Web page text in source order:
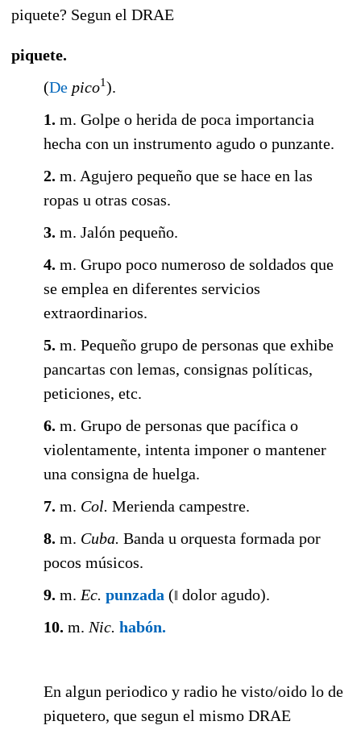
piquete? Segun el DRAE
piquete.
(De pico1).
1. m. Golpe o herida de poca importancia
hecha con un instrumento agudo o punzante.
2. m. Agujero pequeño que se hace en las
ropas u otras cosas.
3. m. Jalón pequeño.
4. m. Grupo poco numeroso de soldados que
se emplea en diferentes servicios
extraordinarios.
5. m. Pequeño grupo de personas que exhibe
pancartas con lemas, consignas políticas,
peticiones, etc.
6. m. Grupo de personas que pacífica o
violentamente, intenta imponer o mantener
una consigna de huelga.
7. m. Col. Merienda campestre.
8. m. Cuba. Banda u orquesta formada por
pocos músicos.
9. m. Ec. punzada (‖ dolor agudo).
10. m. Nic. habón.
En algun periodico y radio he visto/oido lo de
piquetero, que segun el mismo DRAE